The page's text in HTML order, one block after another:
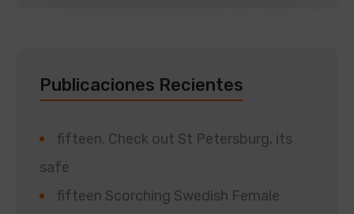
Publicaciones Recientes
fifteen. Check out St Petersburg, its
safe
fifteen Scorching Swedish Female